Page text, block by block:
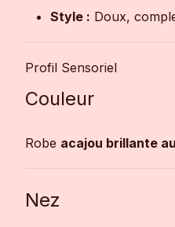
Style : Doux,
Profil Sensoriel
Couleur
Robe acajou brillante
Nez